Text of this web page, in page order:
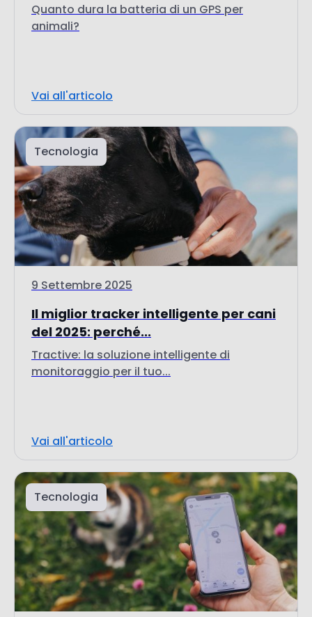
Quanto dura la batteria di un GPS per
animali?
Vai all'articolo
Tecnologia
9 Settembre 2025
Il miglior tracker intelligente per cani
del 2025: perché...
Tractive: la soluzione intelligente di
monitoraggio per il tuo...
Vai all'articolo
Tecnologia